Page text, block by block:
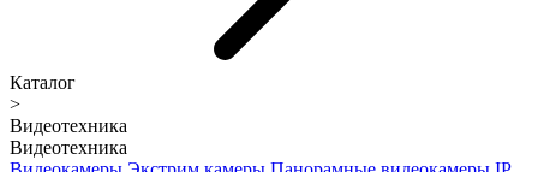
Каталог
>
Видеотехника
Видеотехника